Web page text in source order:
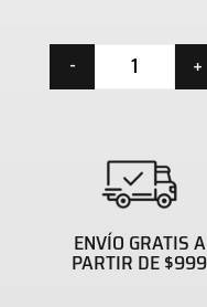
- +
ENVÍO GRATIS A
PARTIR DE $999